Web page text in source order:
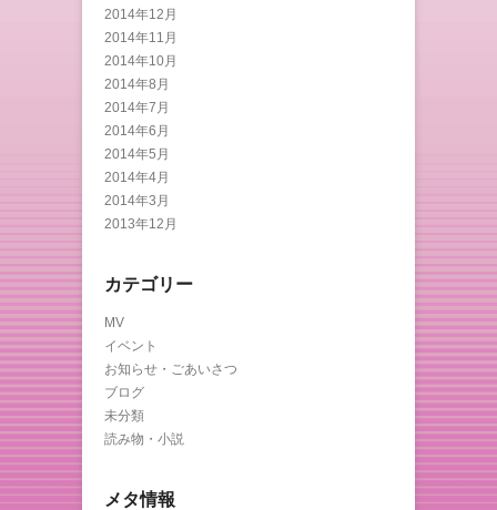
2014年12月
2014年11月
2014年10月
2014年8月
2014年7月
2014年6月
2014年5月
2014年4月
2014年3月
2013年12月
カテゴリー
MV
イベント
お知らせ・ごあいさつ
ブログ
未分類
読み物・小説
メタ情報